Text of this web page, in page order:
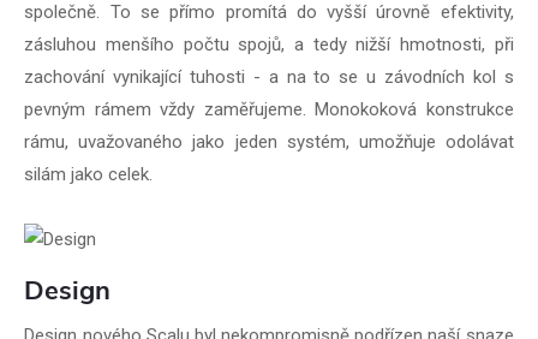
společně. To se přímo promítá do vyšší úrovně efektivity,
zásluhou menšího počtu spojů, a tedy nižší hmotnosti, při
zachování vynikající tuhosti - a na to se u závodních kol s
pevným rámem vždy zaměřujeme. Monokoková konstrukce
rámu, uvažovaného jako jeden systém, umožňuje odolávat
silám jako celek.
Design